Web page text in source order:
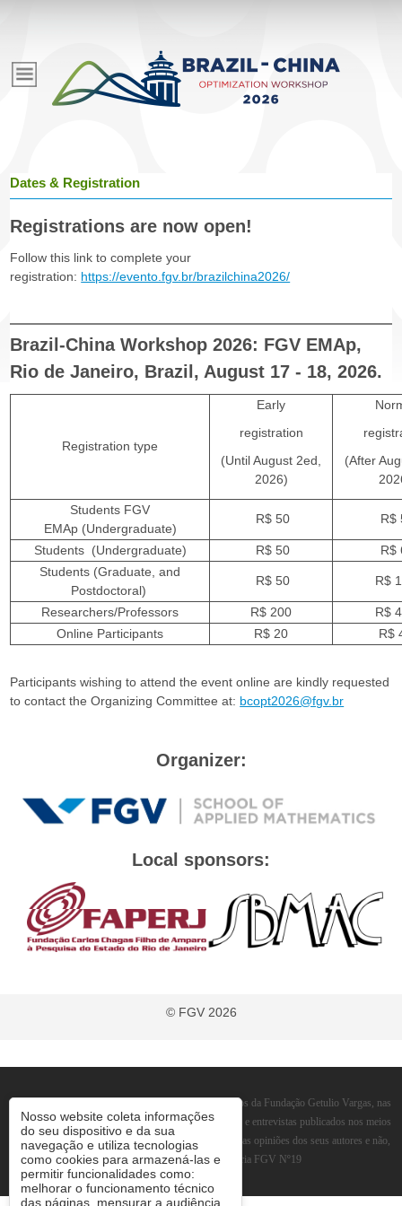
conteúdo
E
n
t
s
F
V
Dates & Registration
Registrations are now open!
Follow this link to complete your
registration: https://evento.fgv.br/brazilchina2026/
Brazil-China Workshop 2026: FGV EMAp,
Rio de Janeiro, Brazil, August 17 - 18, 2026.
Registration type
Early
registration
(Until August 2ed,
2026)
(After
Students FGV
EMAp (Undergraduate)
R$ 50 R$
Students (Undergraduate) R$ 50
R$
Students (Graduate, and
Postdoctoral)
R$ 50 R$
Researchers/Professors R$ 200
R$
Online Participants
R$ 20 R$
Participants wishing to attend the event online are kindly requested
to contact the Organizing Committee at: bcopt2026@fgv.br
Organizer:
Local sponsors:
© FGV 2026
Nosso website coleta informações
do seu dispositivo e da sua
navegação e utiliza tecnologias
como cookies para armazená-las e
permitir funcionalidades como:
melhorar o funcionamento técnico
das páginas, mensurar a audiência
As manifestações expressas por integrantes dos quadros da Fundação Getulio Vargas, nas
quais constem a sua identificação como tais, em artigos e entrevistas publicados nos meios
de comunicação em geral, representam exclusivamente as opiniões dos seus autores e não,
necessariamente, a posição institucional da FGV. Portaria FGV Nº19